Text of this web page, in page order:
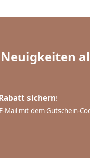
sichern!
mit dem Gutschein-